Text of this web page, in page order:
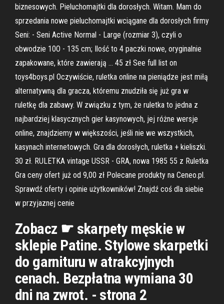
biznesowych. Pieluchomajtki dla dorosłych. Witam. Mam do
sprzedania nowe pieluchomajtki wciągane dla dorosłych firmy
Seni: - Seni Active Normal - Large (rozmiar 3), czyli o
obwodzie 10O - 135 cm; Ilość to 4 paczki nowe, oryginalnie
zapakowane, które zawierają … 45 zł See full list on
toys4boys.pl Oczywiście, ruletka online na pieniądze jest miłą
alternatywną dla gracza, któremu znudziła się już gra w
ruletkę dla zabawy. W związku z tym, że ruletka to jedna z
najbardziej klasycznych gier kasynowych, jej różne wersje
online, znajdziemy w większości, jeśli nie we wszystkich,
kasynach internetowych. Gra dla dorosłych, ruletka + kieliszki.
30 zł. RULETKA vintage USSR - GRA, nowa 1985 55 z Ruletka
Gra ceny ofert już od 9,00 zł Polecane produkty na Ceneo.pl.
Sprawdź oferty i opinie użytkowników! Znajdź coś dla siebie
w przyjaznej cenie
Zobacz ☛ skarpety męskie w
sklepie Patine. Stylowe skarpetki
do garnituru w atrakcyjnych
cenach. Bezpłatna wymiana 30
dni na zwrot. - strona 2